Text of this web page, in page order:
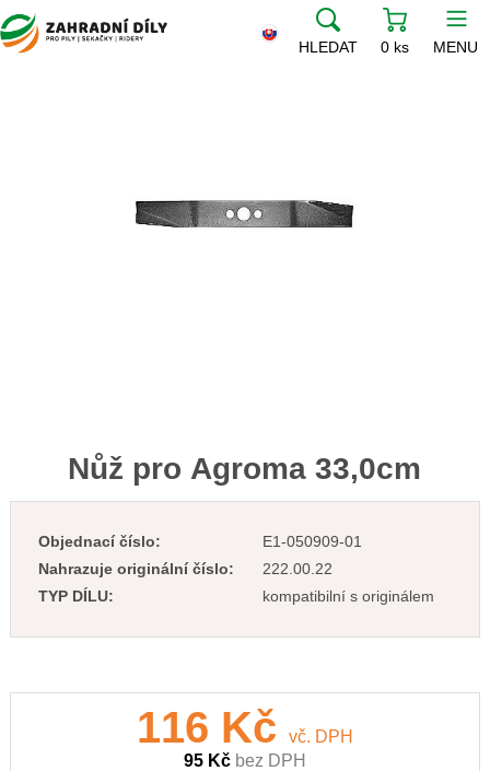
HLEDAT 0 ks MENU
Nůž pro Agroma 33,0cm
Objednací číslo:
E1-050909-01
Nahrazuje originální číslo:
222.00.22
TYP DÍLU:
kompatibilní s originálem
116 Kč
vč. DPH
95 Kč bez DPH